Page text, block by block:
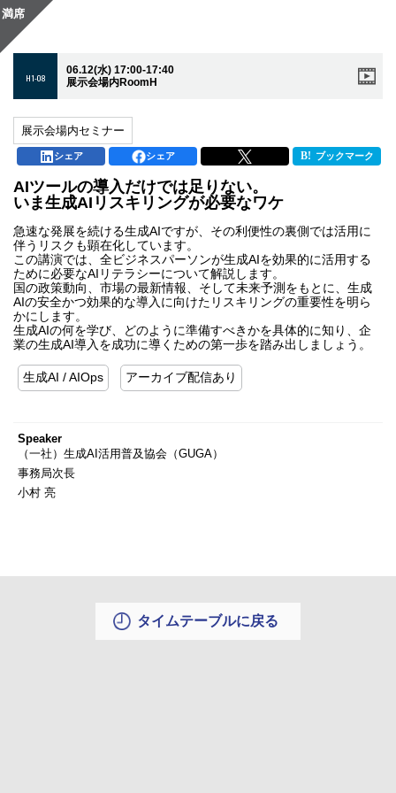
H1-08
06.12(水) 17:00-17:40
展示会場内RoomH
展示会場内セミナー
シェア シェア ブックマーク
満席
AIツールの導入だけでは足りない。
いま生成AIリスキリングが必要なワケ
急速な発展を続ける生成AIですが、その利便性の裏側では活用に
伴うリスクも顕在化しています。
この講演では、全ビジネスパーソンが生成AIを効果的に活用する
ために必要なAIリテラシーについて解説します。
国の政策動向、市場の最新情報、そして未来予測をもとに、生成
AIの安全かつ効果的な導入に向けたリスキリングの重要性を明ら
かにします。
生成AIの何を学び、どのように準備すべきかを具体的に知り、企
業の生成AI導入を成功に導くための第一歩を踏み出しましょう。
生成AI / AIOps アーカイブ配信あり
Speaker
（一社）生成AI活用普及協会（GUGA）
事務局次長
小村 亮
タイムテーブルに戻る